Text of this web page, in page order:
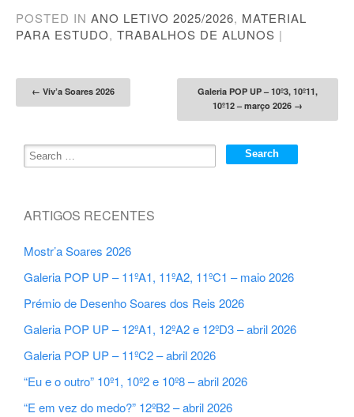
POSTED IN ANO LETIVO 2025/2026, MATERIAL
PARA ESTUDO, TRABALHOS DE ALUNOS |
Post navigation
← Viv’a Soares 2026
Galeria POP UP – 10º3, 10º11,
10º12 – março 2026 →
ARTIGOS RECENTES
Mostr’a Soares 2026
Galeria POP UP – 11ºA1, 11ºA2, 11ºC1 – maio 2026
Prémio de Desenho Soares dos Reis 2026
Galeria POP UP – 12ºA1, 12ºA2 e 12ºD3 – abril 2026
Galeria POP UP – 11ºC2 – abril 2026
“Eu e o outro” 10º1, 10º2 e 10º8 – abril 2026
“E em vez do medo?” 12ºB2 – abril 2026